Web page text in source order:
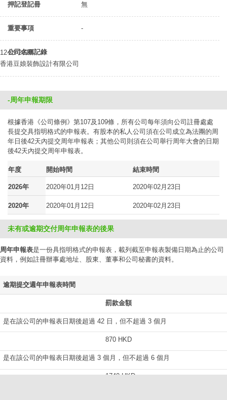
押記登記冊 無
重要事項 -
公司名稱記錄
12-01-2018
香港豆娘裝飾設計有限公司
-周年申報期限
根據香港《公司條例》第107及109條，所有公司每年須向公司註冊處處
長提交具指明格式的申報表。有股本的私人公司須在公司成立為法團的周
年日後42天內提交周年申報表；其他公司則須在公司舉行周年大會的日期
後42天內提交周年申報表。
年度 開始時間 結束時間
2026年 2020年01月12日 2020年02月23日
2020年 2020年01月12日 2020年02月23日
未有或逾期交付周年申報表的後果
周年申報表是一份具指明格式的申報表，載列截至申報表製備日期為止的公司
資料，例如註冊辦事處地址、股東、董事和公司秘書的資料。
逾期提交週年申報表時間
罰款金額
是在該公司的申報表日期後超過 42 日，但不超過 3 個月
870 HKD
是在該公司的申報表日期後超過 3 個月，但不超過 6 個月
1740 HKD